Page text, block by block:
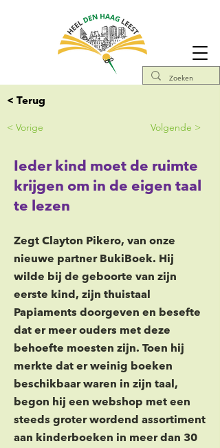
< Terug
< Vorige Volgende >
Ieder kind moet de ruimte
krijgen om in de eigen taal
te lezen
Zegt Clayton Pikero, van onze
nieuwe partner BukiBoek. Hij
wilde bij de geboorte van zijn
eerste kind, zijn thuistaal
Papiaments doorgeven en besefte
dat er meer ouders met deze
behoefte moesten zijn. Toen hij
merkte dat er weinig boeken
beschikbaar waren in zijn taal,
begon hij een webshop met een
steeds groter wordend assortiment
aan kinderboeken in meer dan 30